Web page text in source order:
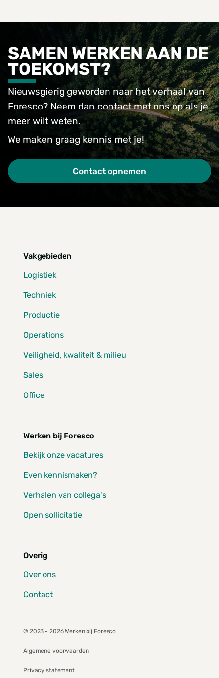
SAMEN WERKEN AAN DE
TOEKOMST?
Nieuwsgierig geworden naar het verhaal van
Foresco? Neem dan contact met ons op als je
meer wilt weten.
We maken graag kennis met je!
Contact opnemen
Vakgebieden
Logistiek
Techniek
Productie
Operations
Veiligheid, kwaliteit & milieu
Sales
Office
Werken bij Foresco
Bekijk onze vacatures
Even kennismaken?
Verhalen van collega's
Open sollicitatie
Overig
Over ons
Contact
© 2023 - 2026 Werken bij Foresco
Algemene voorwaarden
Privacy statement